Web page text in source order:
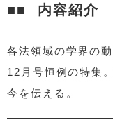
内容紹介
各法領域の学界の
12月号恒例の特集
今を伝える。